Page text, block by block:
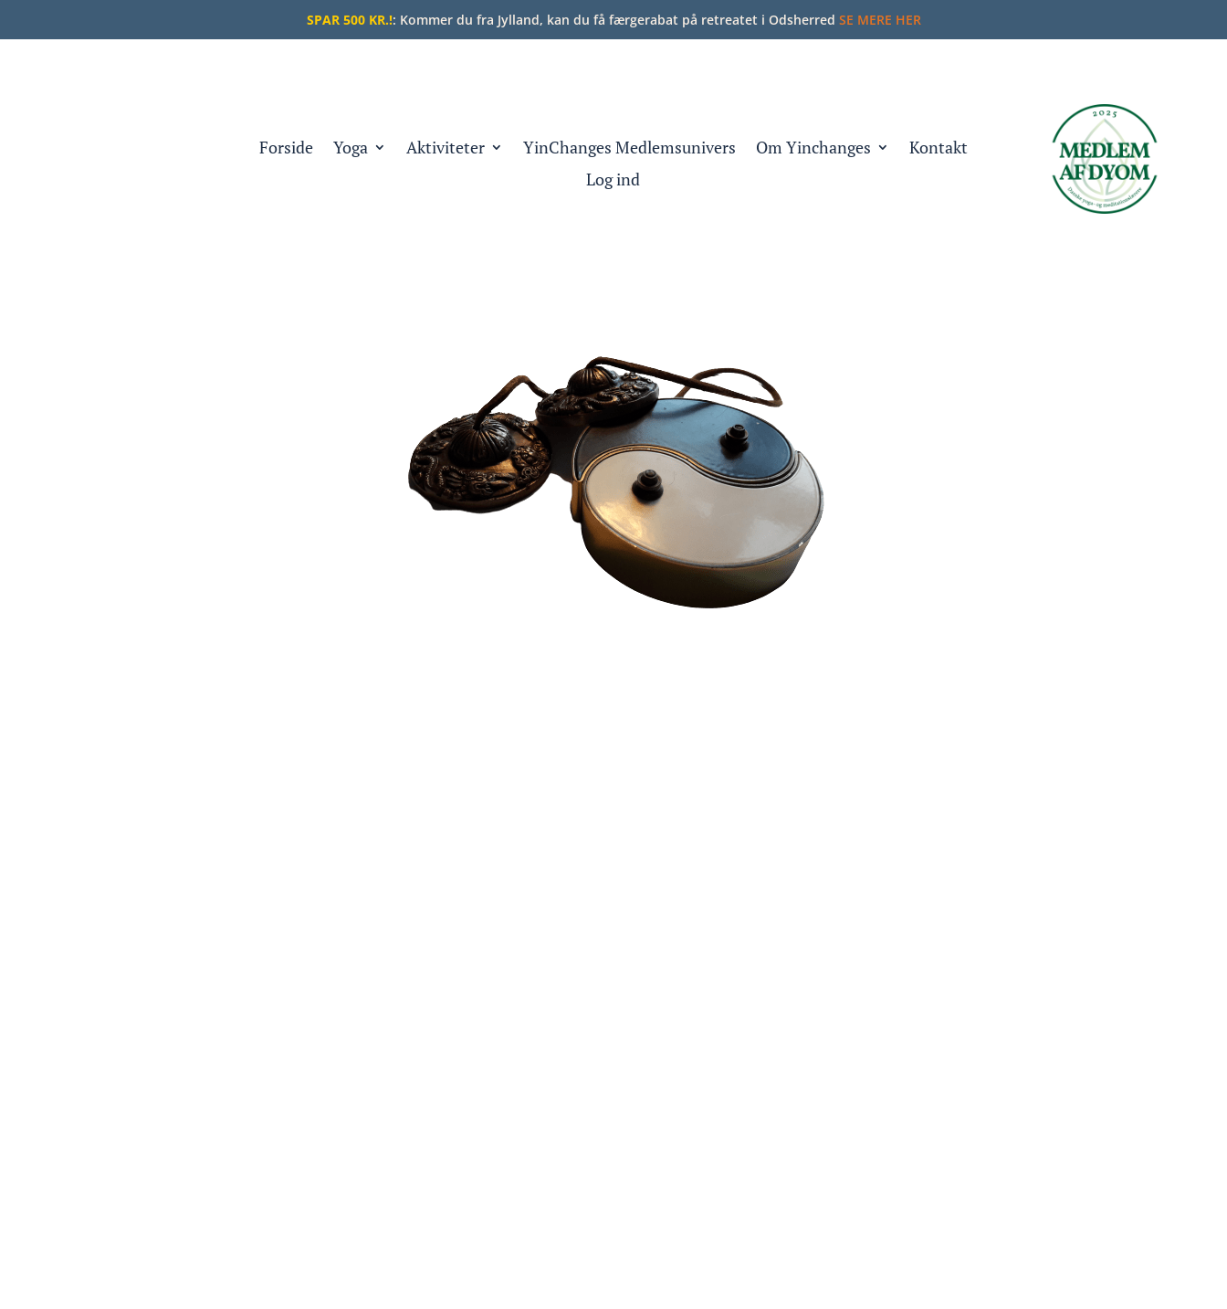
SPAR 500 KR.!: Kommer du fra Jylland, kan du få færgerabat på retreatet i Odsherred SE MERE HER
Forside Yoga Aktiviteter YinChanges Medlemsunivers Om Yinchanges
Kontakt
Log ind